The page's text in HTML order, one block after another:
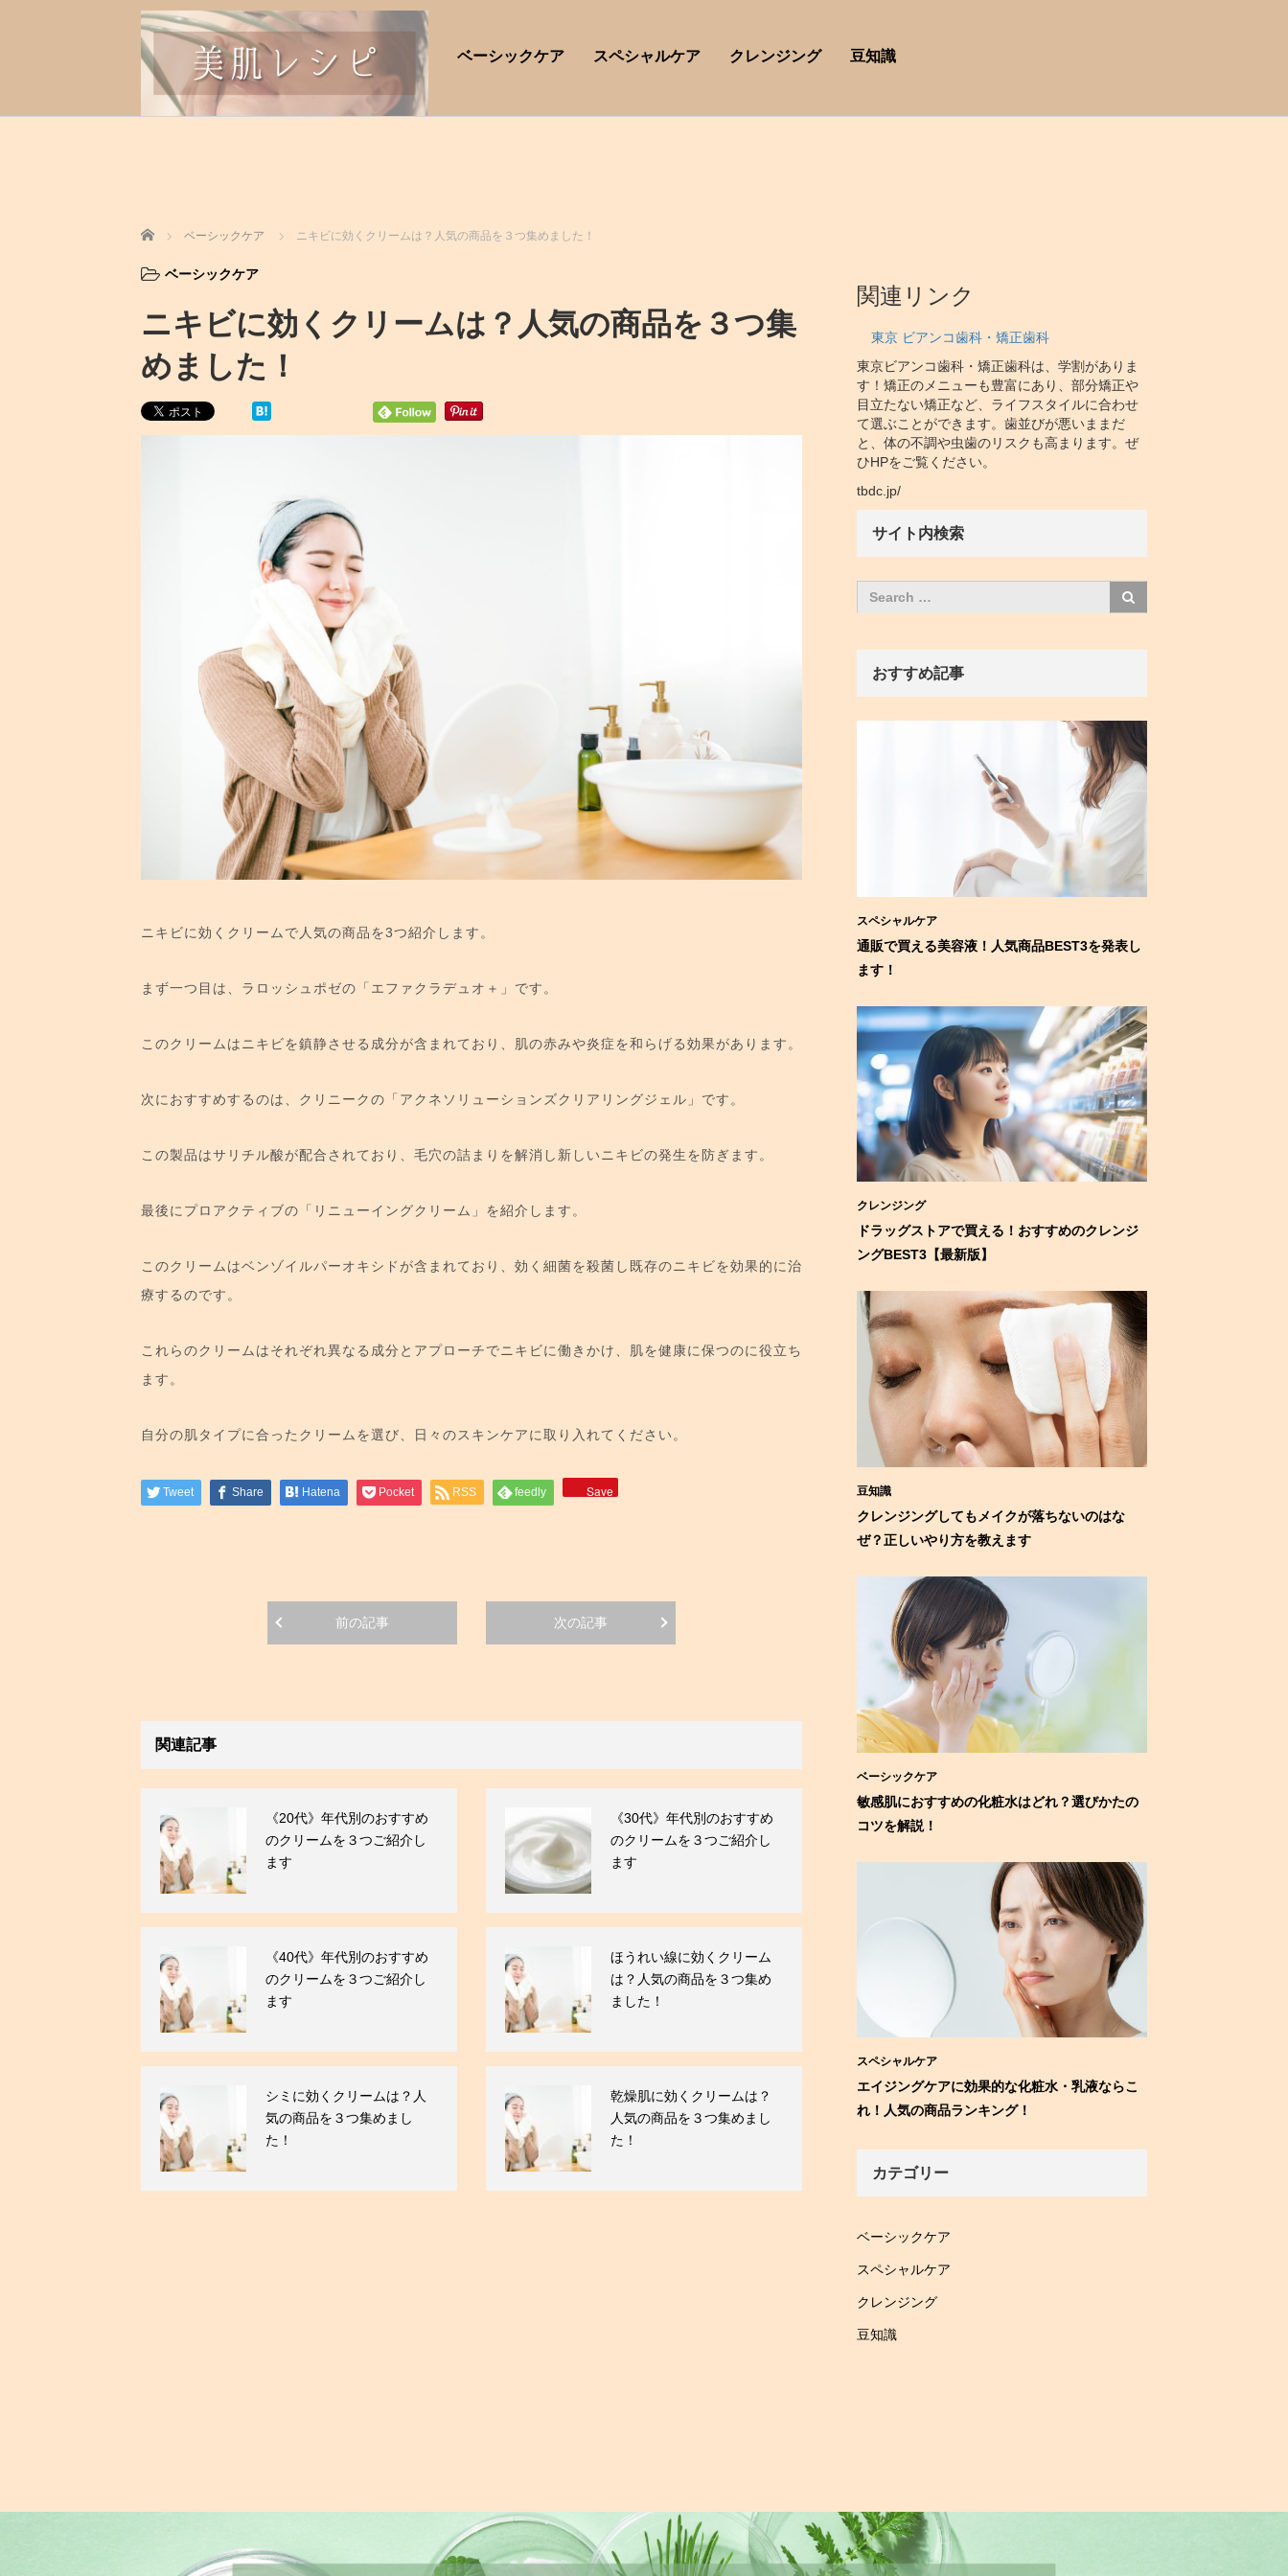
ベーシックケア スペシャルケア クレンジング 豆知識
ホーム ベーシックケア ニキビに効くクリームは？人気の商品を３つ集めました！
ベーシックケア
ニキビに効くクリームは？人気の商品を３つ集
めました！
ニキビに効くクリームで人気の商品を3つ紹介します。
まず一つ目は、ラロッシュポゼの「エファクラデュオ＋」です。
このクリームはニキビを鎮静させる成分が含まれており、肌の赤みや炎症を和らげる効果があります。
次におすすめするのは、クリニークの「アクネソリューションズクリアリングジェル」です。
この製品はサリチル酸が配合されており、毛穴の詰まりを解消し新しいニキビの発生を防ぎます。
最後にプロアクティブの「リニューイングクリーム」を紹介します。
このクリームはベンゾイルパーオキシドが含まれており、効く細菌を殺菌し既存のニキビを効果的に治
療するのです。
これらのクリームはそれぞれ異なる成分とアプローチでニキビに働きかけ、肌を健康に保つのに役立ち
ます。
自分の肌タイプに合ったクリームを選び、日々のスキンケアに取り入れてください。
Tweet Share Hatena Pocket RSS feedly Save
前の記事 次の記事
関連記事
《20代》年代別のおすすめ
のクリームを３つご紹介し
ます
《30代》年代別のおすすめ
のクリームを３つご紹介し
ます
《40代》年代別のおすすめ
のクリームを３つご紹介し
ます
ほうれい線に効くクリーム
は？人気の商品を３つ集め
ました！
シミに効くクリームは？人
気の商品を３つ集めまし
た！
乾燥肌に効くクリームは？
人気の商品を３つ集めまし
た！
関連リンク
東京 ビアンコ歯科・矯正歯科
東京ビアンコ歯科・矯正歯科は、学割がありま
す！矯正のメニューも豊富にあり、部分矯正や
目立たない矯正など、ライフスタイルに合わせ
て選ぶことができます。歯並びが悪いままだ
と、体の不調や虫歯のリスクも高まります。ぜ
ひHPをご覧ください。
tbdc.jp/
サイト内検索
おすすめ記事
スペシャルケア
通販で買える美容液！人気商品BEST3を発表し
ます！
クレンジング
ドラッグストアで買える！おすすめのクレンジ
ングBEST3【最新版】
豆知識
クレンジングしてもメイクが落ちないのはな
ぜ？正しいやり方を教えます
ベーシックケア
敏感肌におすすめの化粧水はどれ？選びかたの
コツを解説！
スペシャルケア
エイジングケアに効果的な化粧水・乳液ならこ
れ！人気の商品ランキング！
カテゴリー
ベーシックケア
スペシャルケア
クレンジング
豆知識